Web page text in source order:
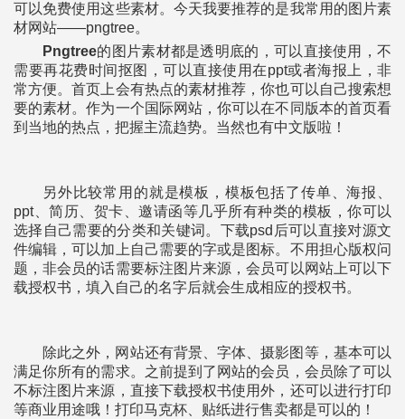
可以免费使用这些素材。今天我要推荐的是我常用的图片素
材网站——pngtree。
Pngtree的图片素材都是透明底的，可以直接使用，不
需要再花费时间抠图，可以直接使用在ppt或者海报上，非
常方便。首页上会有热点的素材推荐，你也可以自己搜索想
要的素材。作为一个国际网站，你可以在不同版本的首页看
到当地的热点，把握主流趋势。当然也有中文版啦！
另外比较常用的就是模板，模板包括了传单、海报、
ppt、简历、贺卡、邀请函等几乎所有种类的模板，你可以
选择自己需要的分类和关键词。下载psd后可以直接对源文
件编辑，可以加上自己需要的字或是图标。不用担心版权问
题，非会员的话需要标注图片来源，会员可以网站上可以下
载授权书，填入自己的名字后就会生成相应的授权书。
除此之外，网站还有背景、字体、摄影图等，基本可以
满足你所有的需求。之前提到了网站的会员，会员除了可以
不标注图片来源，直接下载授权书使用外，还可以进行打印
等商业用途哦！打印马克杯、贴纸进行售卖都是可以的！